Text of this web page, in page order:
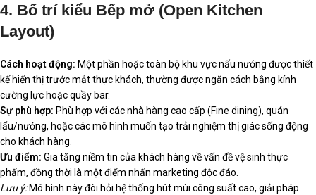
4. Bố trí kiểu Bếp mở (Open Kitchen
Layout)
Cách hoạt động: Một phần hoặc toàn bộ khu vực nấu nướng được thiết
kế hiển thị trước mắt thực khách, thường được ngăn cách bằng kính
cường lực hoặc quầy bar.
Sự phù hợp: Phù hợp với các nhà hàng cao cấp (Fine dining), quán
lẩu/nướng, hoặc các mô hình muốn tạo trải nghiệm thị giác sống động
cho khách hàng.
Ưu điểm: Gia tăng niềm tin của khách hàng về vấn đề vệ sinh thực
phẩm, đồng thời là một điểm nhấn marketing độc đáo.
Lưu ý:Mô hình này đòi hỏi hệ thống hút mùi công suất cao, giải pháp